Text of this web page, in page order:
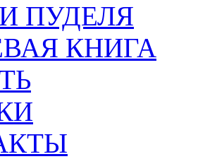
ПУДЕЛЯ
КНИГА